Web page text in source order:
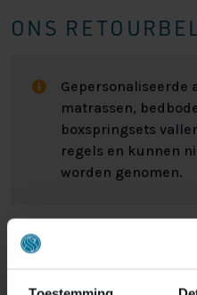
ONS
Gepersonaliseerde
matrassen,
boxspringsets
regels en kunnen
worden genomen.
Het kan wel eens
retour wilt sturen.